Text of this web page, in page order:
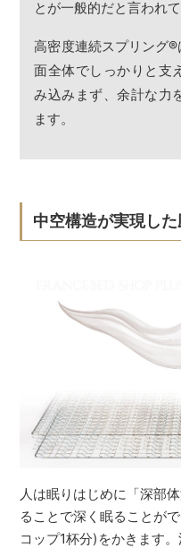
とが一般的だと言われて
高密度連続スプリング®
面全体でしっかりと支
み込みまず、余計な力
ます。
中空構造が実現し
人は眠りはじめに「深部
ることで深く眠ることが
コップ1杯分)をかきます